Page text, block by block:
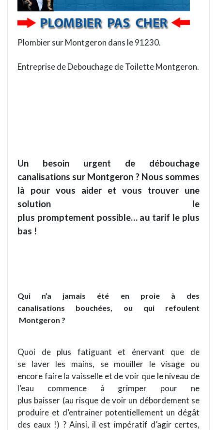
Plombier sur Montgeron dans le 91230.
Entreprise de Debouchage de Toilette Montgeron.
Un besoin urgent de débouchage
canalisations sur Montgeron ? Nous sommes
là pour vous aider et vous trouver une
solution le
plus promptement possible… au tarif le plus
bas !
Qui n’a jamais été en proie à des
canalisations bouchées, ou qui refoulent
Montgeron ?
Quoi de plus fatiguant et énervant que de
se laver les mains, se mouiller le visage ou
encore faire la vaisselle et de voir que le niveau de
l’eau commence à grimper pour ne
plus baisser (au risque de voir un débordement se
produire et d’entrainer potentiellement un dégât
des eaux !) ? Ainsi, il est impératif d’agir certes,